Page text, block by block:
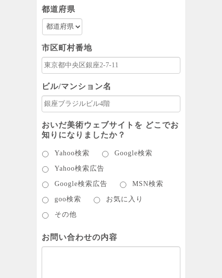
都道府県
市区町村番地
ビル/マンション名
おいだ美術ウェブサイトを どこでお
知りになりましたか？
Yahoo検索 Google検索
Yahoo検索広告
Google検索広告 MSN検索
goo検索 お気に入り
その他
お問い合わせの内容